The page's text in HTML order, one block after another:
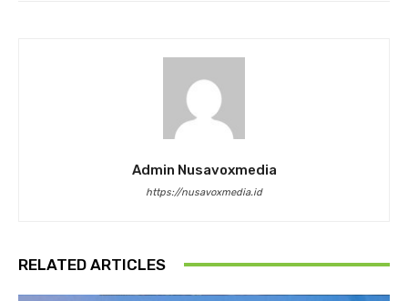
Admin Nusavoxmedia
https://nusavoxmedia.id
RELATED ARTICLES